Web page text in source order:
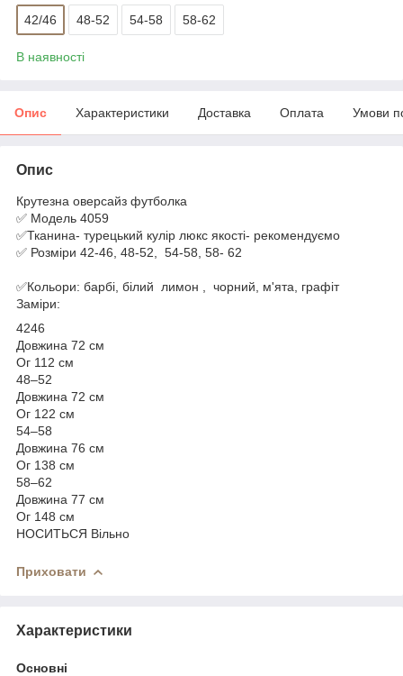
42/46 48-52 54-58 58-62
В наявності
Опис Характеристики Доставка Оплата Умови
Опис
Крутезна оверсайз футболка
✅ Модель 4059
✅Тканина- турецький кулір люкс якості- рекомендуємо
✅ Розміри 42-46, 48-52, 54-58, 58- 62
✅Кольори: барбі, білий лимон , чорний, м'ята, графіт
Заміри:
4246
Довжина 72 см
Ог 112 см
48–52
Довжина 72 см
Ог 122 см
54–58
Довжина 76 см
Ог 138 см
58–62
Довжина 77 см
Ог 148 см
НОСИТЬСЯ Вільно
Приховати
Характеристики
Основні